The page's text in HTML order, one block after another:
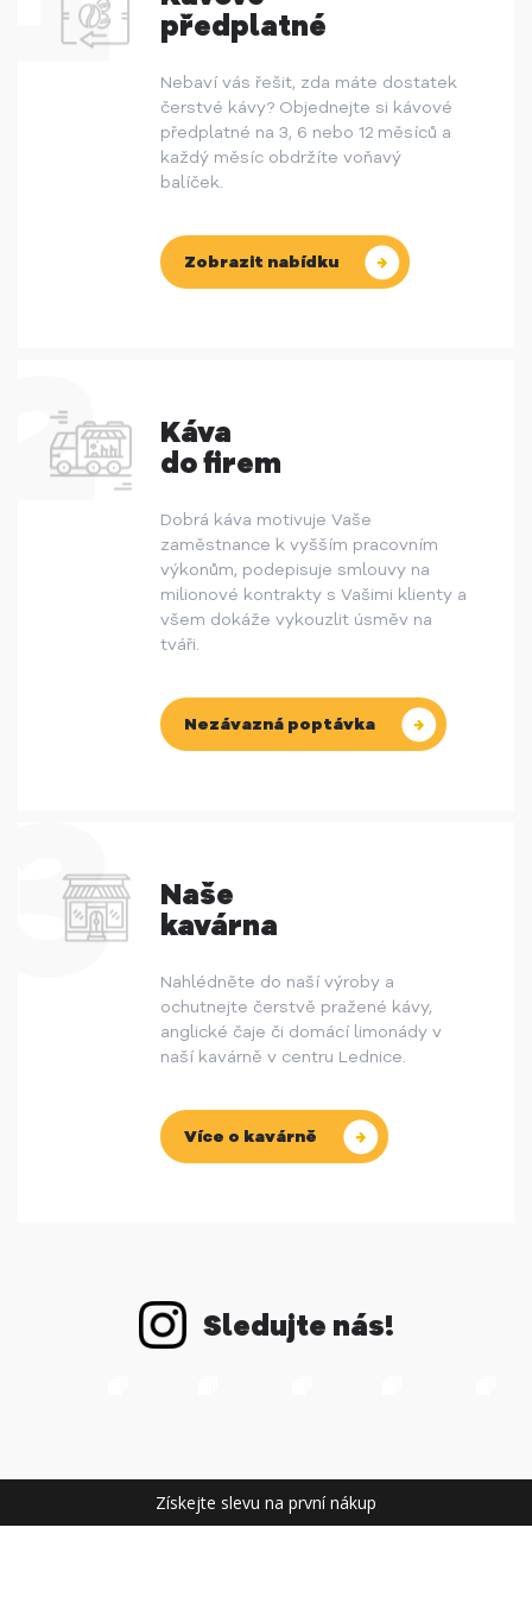
předplatné
Nebaví vás řešit, zda máte dostatek
čerstvé kávy? Objednejte si kávové
předplatné na 3, 6 nebo 12 měsíců a
každý měsíc obdržíte voňavý
balíček.
Zobrazit nabídku
Káva
do firem
Dobrá káva motivuje Vaše
zaměstnance k vyšším pracovním
výkonům, podepisuje smlouvy na
milionové kontrakty s Vašimi klienty a
všem dokáže vykouzlit úsměv na
tváři.
Nezávazná poptávka
Naše
kavárna
Nahlédněte do naší výroby a
ochutnejte čerstvě pražené kávy,
anglické čaje či domácí limonády v
naší kavárně v centru Lednice.
Více o kavárně
Sledujte nás!
Získejte slevu na první nákup